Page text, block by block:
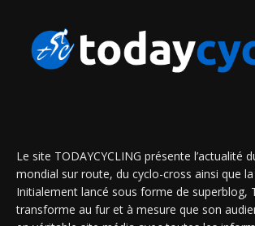
Le site TODAYCYCLING présente l’actualité
mondial sur route, du cyclo-cross ainsi que
Initialement lancé sous forme de superblog,
transforme au fur et à mesure que son